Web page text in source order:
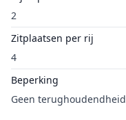
2
Zitplaatsen per rij
4
Beperking
Geen terughoudendheid